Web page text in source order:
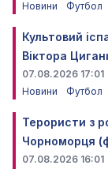
Новини
Футбол
Культовий
Віктора
07.08.2026 17:01
Новини
Футбол
Терористи з
Чорноморця
07.08.2026 16:01